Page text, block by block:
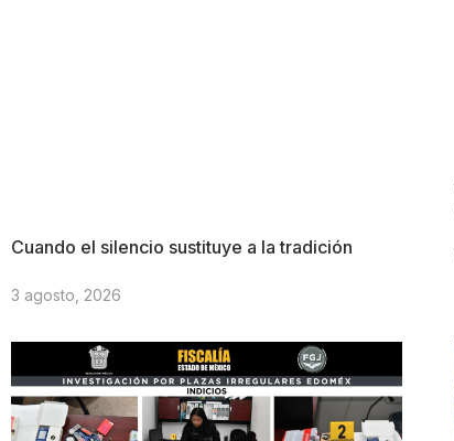
Cuando el silencio sustituye a la tradición
3 agosto, 2026